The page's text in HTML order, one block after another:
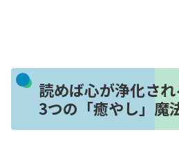
読めば心が浄化さ
3つの「癒やし」魔